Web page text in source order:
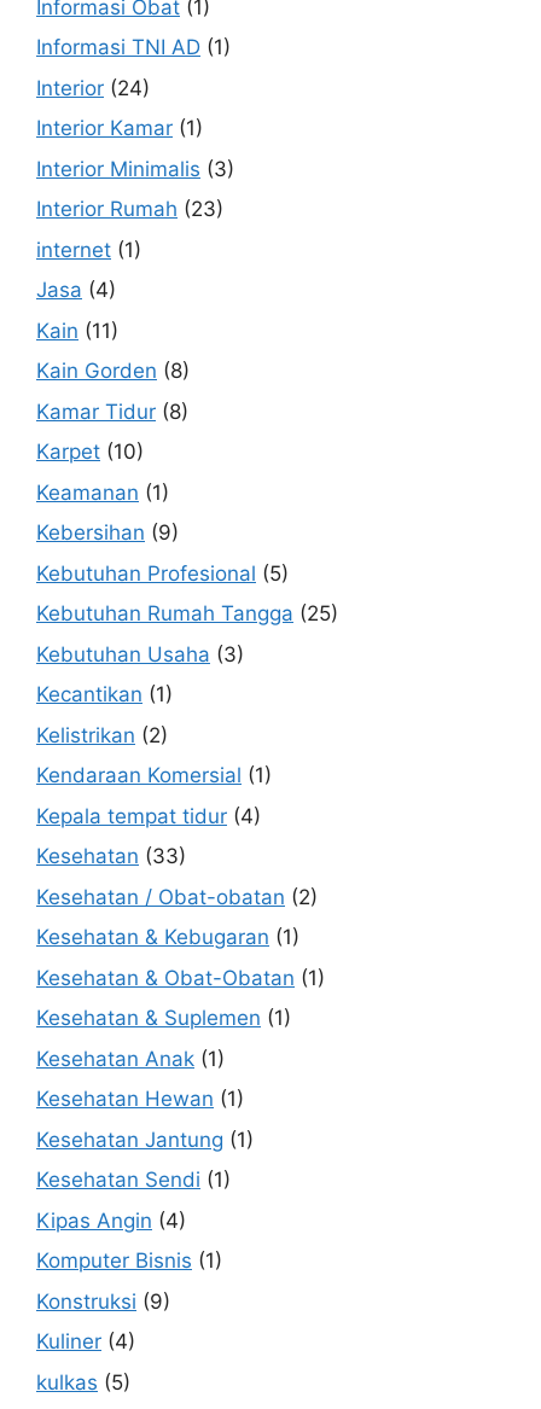
Informasi Obat (1)
Informasi TNI AD (1)
Interior (24)
Interior Kamar (1)
Interior Minimalis (3)
Interior Rumah (23)
internet (1)
Jasa (4)
Kain (11)
Kain Gorden (8)
Kamar Tidur (8)
Karpet (10)
Keamanan (1)
Kebersihan (9)
Kebutuhan Profesional (5)
Kebutuhan Rumah Tangga (25)
Kebutuhan Usaha (3)
Kecantikan (1)
Kelistrikan (2)
Kendaraan Komersial (1)
Kepala tempat tidur (4)
Kesehatan (33)
Kesehatan / Obat-obatan (2)
Kesehatan & Kebugaran (1)
Kesehatan & Obat-Obatan (1)
Kesehatan & Suplemen (1)
Kesehatan Anak (1)
Kesehatan Hewan (1)
Kesehatan Jantung (1)
Kesehatan Sendi (1)
Kipas Angin (4)
Komputer Bisnis (1)
Konstruksi (9)
Kuliner (4)
kulkas (5)